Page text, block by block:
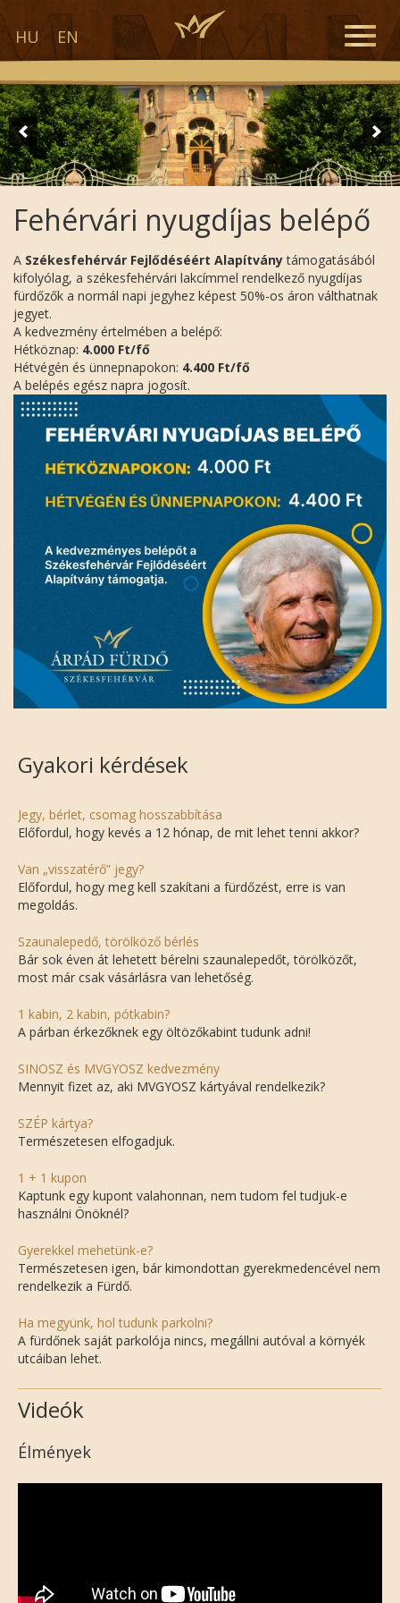
HU EN
Toggle
Fehérvári nyugdíjas belépő
A Székesfehérvár Fejlődéséért Alapítványtámogatásából
kifolyólag, a székesfehérvári lakcímmel rendelkező nyugdíjas
fürdőzők a normál napi jegyhez képest 50%-os áron válthatnak
jegyet.
A kedvezmény értelmében a belépő:
Hétköznap: 4.000 Ft/fő
Hétvégén és ünnepnapokon: 4.400 Ft/fő
A belépés egész napra jogosít.
Gyakori kérdések
Jegy, bérlet, csomag hosszabbítása
Előfordul, hogy kevés a 12 hónap, de mit lehet tenni akkor?
Van „visszatérő” jegy?
Előfordul, hogy meg kell szakítani a fürdőzést, erre is van
megoldás.
Szaunalepedő, törölköző bérlés
Bár sok éven át lehetett bérelni szaunalepedőt, törölközőt,
most már csak vásárlásra van lehetőség.
1 kabin, 2 kabin, pótkabin?
A párban érkezőknek egy öltözőkabint tudunk adni!
SINOSZ és MVGYOSZ kedvezmény
Mennyit fizet az, aki MVGYOSZ kártyával rendelkezik?
SZÉP kártya?
Természetesen elfogadjuk.
1 + 1 kupon
Kaptunk egy kupont valahonnan, nem tudom fel tudjuk-e
használni Önöknél?
Gyerekkel mehetünk-e?
Természetesen igen, bár kimondottan gyerekmedencével nem
rendelkezik a Fürdő.
Ha megyünk, hol tudunk parkolni?
A fürdőnek saját parkolója nincs, megállni autóval a környék
utcáiban lehet.
Videók
Élmények